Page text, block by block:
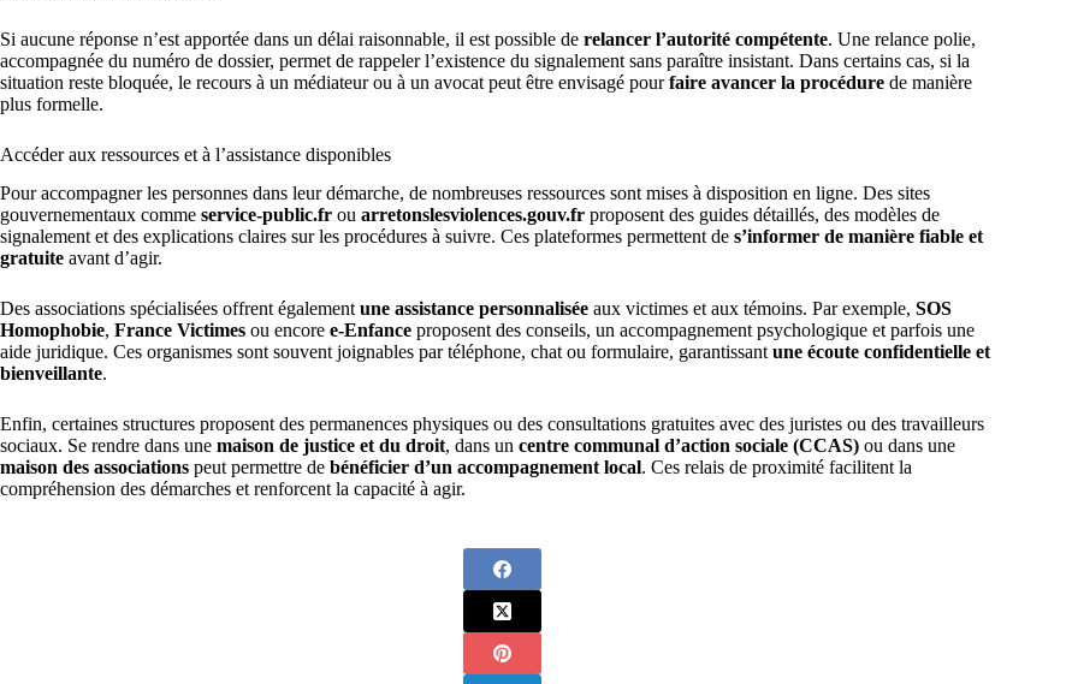
Si aucune réponse n’est apportée dans un délai raisonnable, il est possible de relancer l’autorité compétente. Une relance polie,
accompagnée du numéro de dossier, permet de rappeler l’existence du signalement sans paraître insistant. Dans certains cas, si la
situation reste bloquée, le recours à un médiateur ou à un avocat peut être envisagé pourfaire avancer la procédure de manière
plus formelle.
Accéder aux ressources et à l’assistance disponibles
Pour accompagner les personnes dans leur démarche, de nombreuses ressources sont mises à disposition en ligne. Des sites
gouvernementaux comme service-public.fr ou arretonslesviolences.gouv.fr proposent des guides détaillés, des modèles de
signalement et des explications claires sur les procédures à suivre. Ces plateformes permettent de s’informer de manière fiable et
gratuite avant d’agir.
Des associations spécialisées offrent égalementune assistance personnalisée aux victimes et aux témoins. Par exemple, SOS
Homophobie, France Victimes ou encore e-Enfance proposent des conseils, un accompagnement psychologique et parfois une
aide juridique. Ces organismes sont souvent joignables par téléphone, chat ou formulaire, garantissantune écoute confidentielle et
bienveillante.
Enfin, certaines structures proposent des permanences physiques ou des consultations gratuites avec des juristes ou des travailleurs
sociaux. Se rendre dans une maison de justice et du droit, dans un centre communal d’action sociale (CCAS) ou dans une
maison des associations peut permettre de bénéficier d’un accompagnement local. Ces relais de proximité facilitent la
compréhension des démarches et renforcent la capacité à agir.